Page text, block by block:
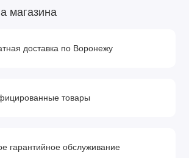
магазина
доставка по Воронежу
товары
гарантийное обслуживание